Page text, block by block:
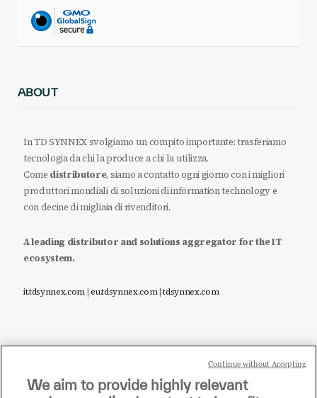
ABOUT
In TD SYNNEX svolgiamo un compito importante: trasferiamo
tecnologia da chi la produce a chi la utilizza.
Come distributore, siamo a contatto ogni giorno con i migliori
produttori mondiali di soluzioni di information technology e
con decine di migliaia di rivenditori.
A leading distributor and solutions aggregator for the IT
ecosystem.
it.tdsynnex.com|eu.tdsynnex.com|tdsynnex.com
Sei un rivenditore di tecnologia e desideri acquistare
i prodotti o le soluzioni trattate sul blog?
We aim to provide highly relevant
Continue without Accepting